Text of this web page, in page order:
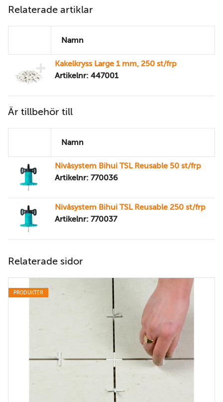
Relaterade artiklar
Namn
Kakelkryss Large 1 mm, 250 st/frp
Artikelnr: 447001
Är tillbehör till
Namn
Nivåsystem Bihui TSL Reusable 50 st/frp
Artikelnr: 770036
Nivåsystem Bihui TSL Reusable 250 st/frp
Artikelnr: 770037
Relaterade sidor
PRODUKTER